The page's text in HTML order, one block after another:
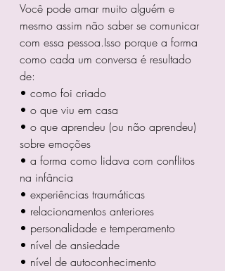
Você pode amar muito alguém e
mesmo assim não saber se comunicar
com essa pessoa.Isso porque a forma
como cada um conversa é resultado
de:
• como foi criado
• o que viu em casa
• o que aprendeu (ou não aprendeu)
sobre emoções
• a forma como lidava com conflitos
na infância
• experiências traumáticas
• relacionamentos anteriores
• personalidade e temperamento
• nível de ansiedade
• nível de autoconhecimento